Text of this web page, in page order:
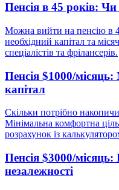
Пенсія в 45 років:
Можна вийти на пенсію в
необхідний капітал та
спеціалістів та фрілансерів.
Пенсія $1000/
капітал
Скільки потрібно
Мінімальна комфортна
розрахунок із
Пенсія $3000/місяць:
незалежності